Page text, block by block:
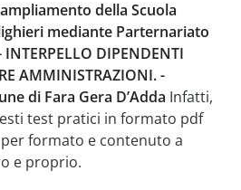
della Scuola
mediante Parternariato
DIPENDENTI
AMMINISTRAZIONI. -
di Fara Gera D’Adda Infatti,
test pratici in formato pdf
formato e contenuto a
e proprio.